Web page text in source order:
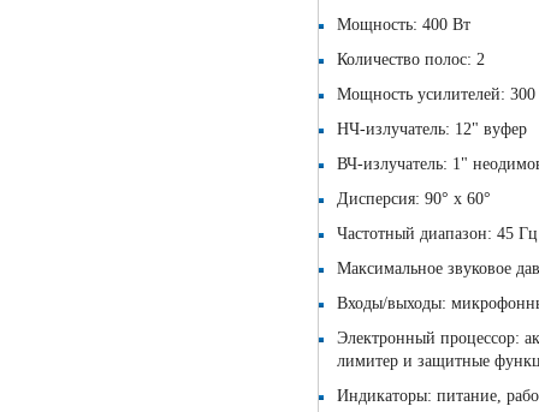
Мощность: 400 Вт
Количество полос: 2
Мощность усилителей:
НЧ-излучатель: 12" вуфер
ВЧ-излучатель: 1"
Дисперсия: 90° x 60°
Частотный диапазон: 45
Максимальное звуковое
Входы/выходы:
Электронный процессор:
лимитер и защитные
Индикаторы: питание,